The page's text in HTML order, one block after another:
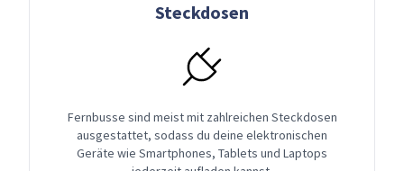
Steckdosen
Fernbusse sind meist mit zahlreichen Steckdosen
ausgestattet, sodass du deine elektronischen
Geräte wie Smartphones, Tablets und Laptops